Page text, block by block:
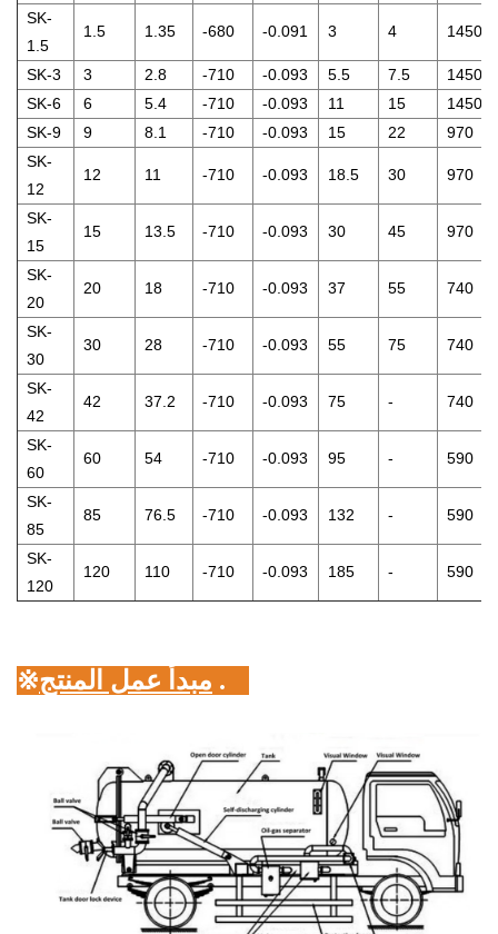
SK-
1.5
1.5 1.35 -680 -0.091 3 4 1450
SK-3 3 2.8 -710 -0.093 5.5 7.5
1450
SK-6
6 5.4 -710 -0.093 11 15
1450
SK-9
9 8.1 -710 -0.093 15 22
970
SK-
12
12 11 -710 -0.093 18.5 30 970
SK-
15
15 13.5 -710 -0.093 30 45 970
SK-
20
20 18 -710 -0.093 37 55 740
SK-
30
30 28 -710 -0.093 55 75 740
SK-
42
42 37.2 -710 -0.093 75 - 740
SK-
60
60 54 -710 -0.093 95 - 590
SK-
85
85 76.5 -710 -0.093 132 - 590
SK-
120
120 110 -710 -0.093 185 - 590
※